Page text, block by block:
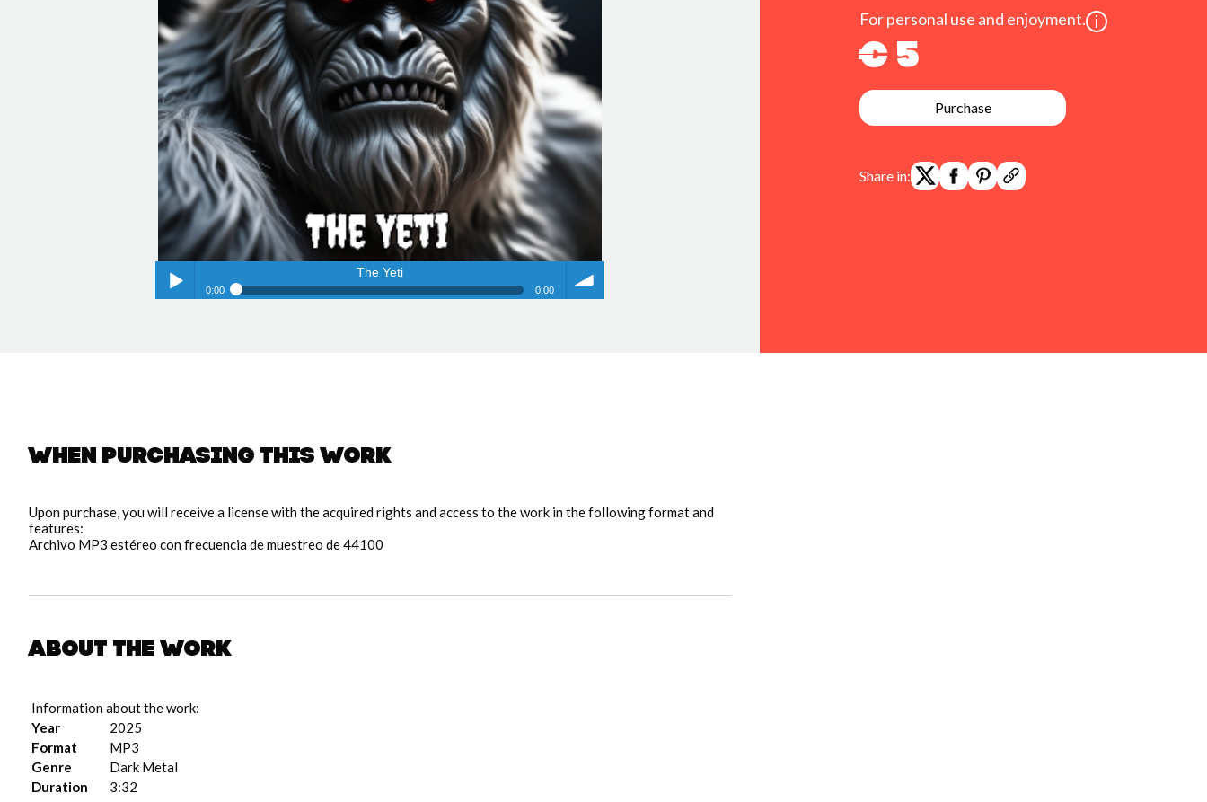
For personal use and enjoyment.
€ 5
Purchase
Share in:
pause
The Yeti
0:00 0:00
When purchasing this work
Upon purchase, you will receive a license with the acquired rights and access to the work in the following format and
features:
Archivo MP3 estéreo con frecuencia de muestreo de 44100
About the work
Information about the work:
Year
2025
Format
MP3
Genre
Dark Metal
Duration
3:32